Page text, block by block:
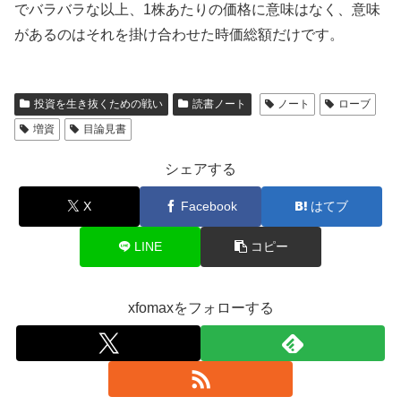
でバラバラな以上、1株あたりの価格に意味はなく、意味
があるのはそれを掛け合わせた時価総額だけです。
投資を生き抜くための戦い 読書ノート ノート
ローブ
増資
目論見書
シェアする
X Facebook はてブ
LINE コピー
xfomaxをフォローする